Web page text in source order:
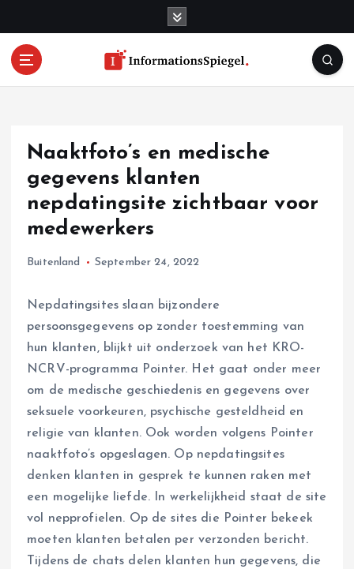
Naaktfoto’s en medische
gegevens klanten
nepdatingsite zichtbaar voor
medewerkers
Buitenland September 24, 2022
Nepdatingsites slaan bijzondere
persoonsgegevens op zonder toestemming van
hun klanten, blijkt uit onderzoek van het KRO-
NCRV-programma Pointer. Het gaat onder meer
om de medische geschiedenis en gegevens over
seksuele voorkeuren, psychische gesteldheid en
religie van klanten. Ook worden volgens Pointer
naaktfoto’s opgeslagen. Op nepdatingsites
denken klanten in gesprek te kunnen raken met
een mogelijke liefde. In werkelijkheid staat de site
vol nepprofielen. Op de sites die Pointer bekeek
moeten klanten betalen per verzonden bericht.
Tijdens de chats delen klanten hun gegevens, die